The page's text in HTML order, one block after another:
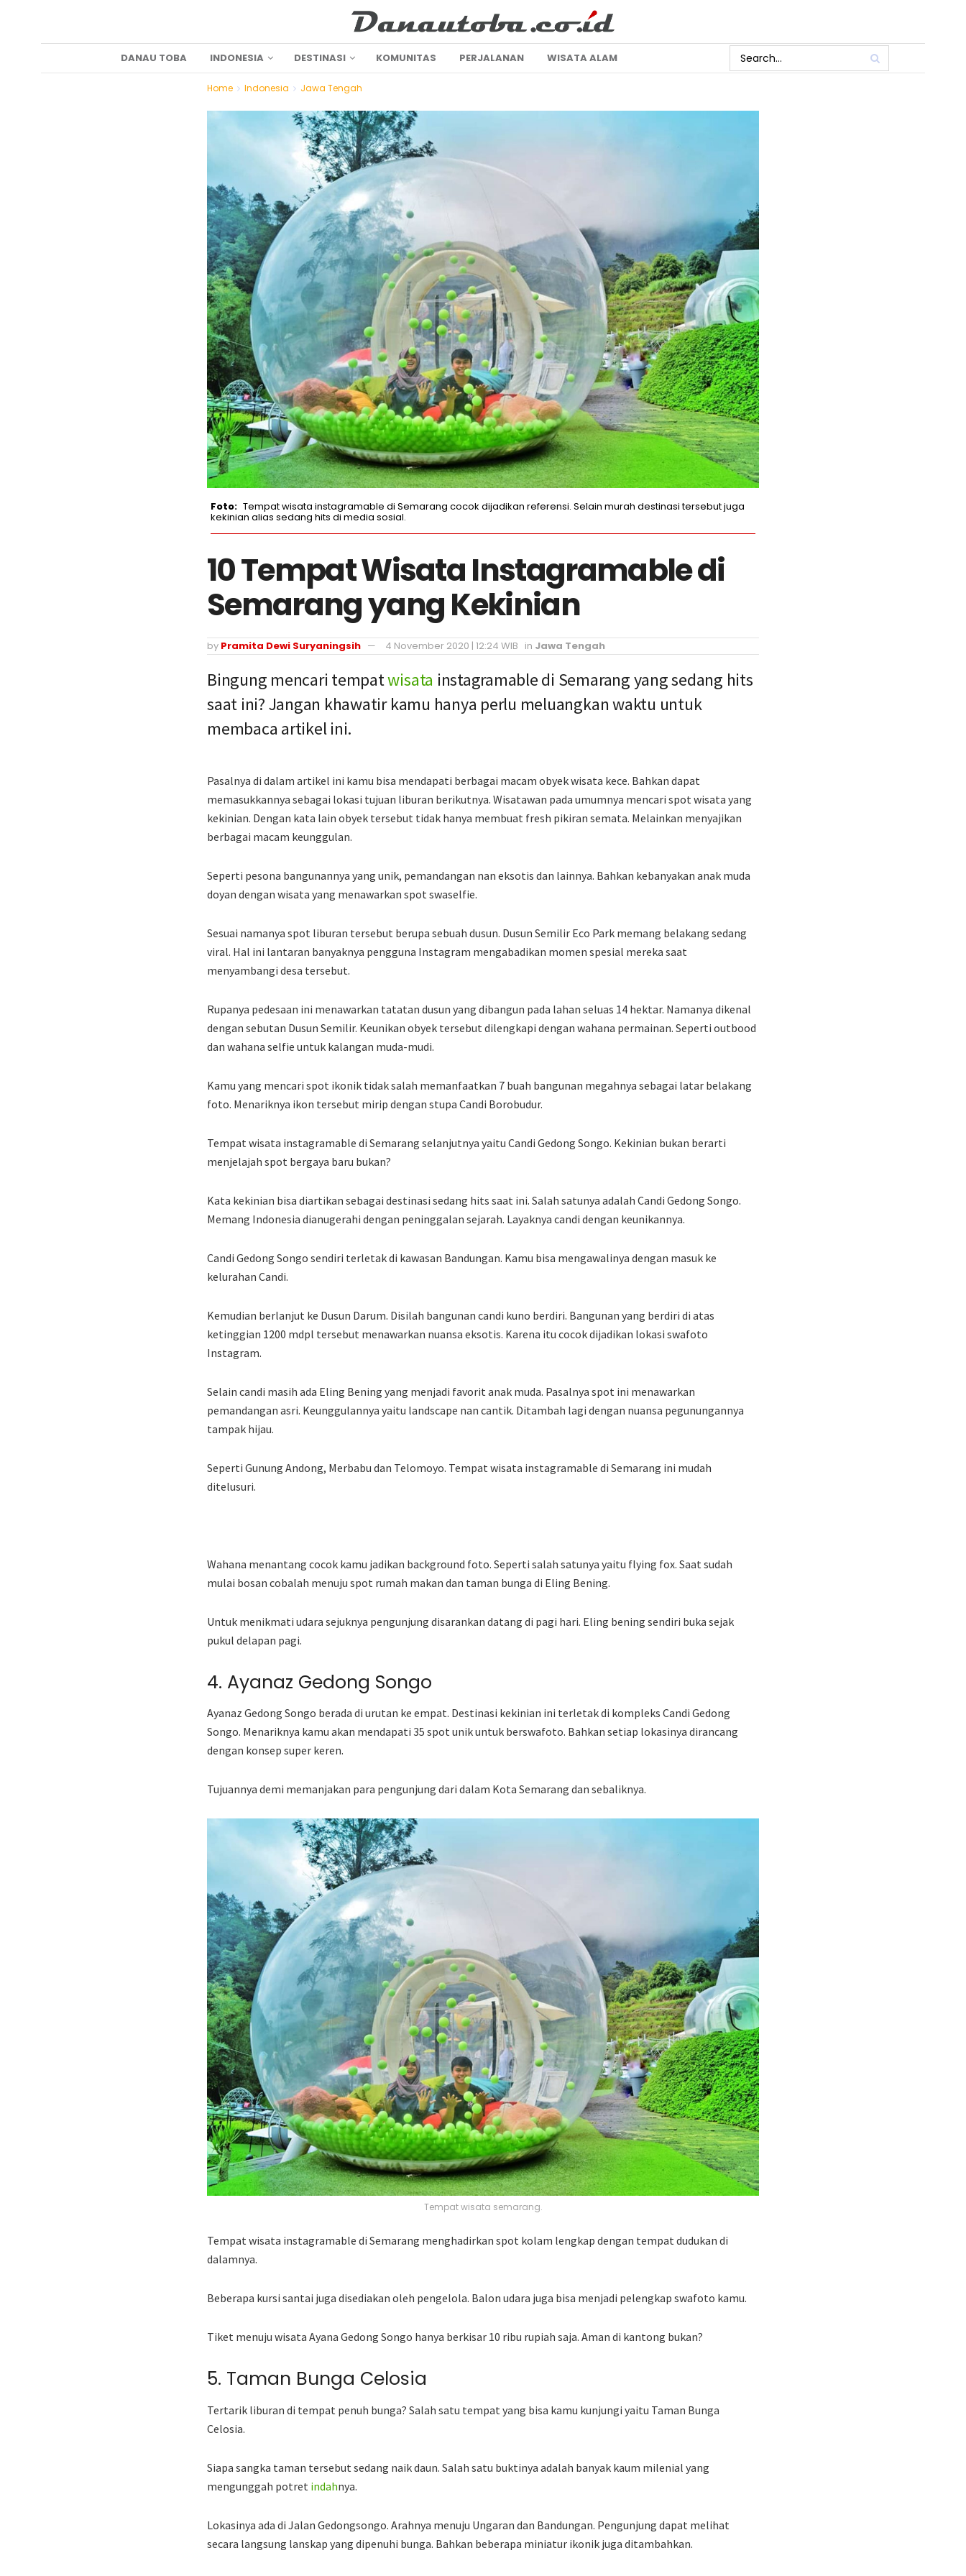
DANAU TOBA INDONESIA DESTINASI KOMUNITAS PERJALANAN WISATA ALAM
Home Indonesia Jawa Tengah
Tempat wisata instagramable di Semarang cocok dijadikan referensi. Selain murah destinasi tersebut juga
kekinian alias sedang hits di media sosial.
10 Tempat Wisata Instagramable di
Semarang yang Kekinian
by Pramita Dewi Suryaningsih 4 November 2020 | 12:24 WIB in Jawa Tengah
Bingung mencari tempatwisata instagramable di Semarang yang sedang hits
saat ini? Jangan khawatir kamu hanya perlu meluangkan waktu untuk
membaca artikel ini.
Pasalnya di dalam artikel ini kamu bisa mendapati berbagai macam obyek wisata kece. Bahkan dapat
memasukkannya sebagai lokasi tujuan liburan berikutnya. Wisatawan pada umumnya mencari spot wisata yang
kekinian. Dengan kata lain obyek tersebut tidak hanya membuat fresh pikiran semata. Melainkan menyajikan
berbagai macam keunggulan.
Seperti pesona bangunannya yang unik, pemandangan nan eksotis dan lainnya. Bahkan kebanyakan anak muda
doyan dengan wisata yang menawarkan spot swaselfie.
Sesuai namanya spot liburan tersebut berupa sebuah dusun. Dusun Semilir Eco Park memang belakang sedang
viral. Hal ini lantaran banyaknya pengguna Instagram mengabadikan momen spesial mereka saat
menyambangi desa tersebut.
Rupanya pedesaan ini menawarkan tatatan dusun yang dibangun pada lahan seluas 14 hektar. Namanya dikenal
dengan sebutan Dusun Semilir. Keunikan obyek tersebut dilengkapi dengan wahana permainan. Seperti outbood
dan wahana selfie untuk kalangan muda-mudi.
Kamu yang mencari spot ikonik tidak salah memanfaatkan 7 buah bangunan megahnya sebagai latar belakang
foto. Menariknya ikon tersebut mirip dengan stupa Candi Borobudur.
Tempat wisata instagramable di Semarang selanjutnya yaitu Candi Gedong Songo. Kekinian bukan berarti
menjelajah spot bergaya baru bukan?
Kata kekinian bisa diartikan sebagai destinasi sedang hits saat ini. Salah satunya adalah Candi Gedong Songo.
Memang Indonesia dianugerahi dengan peninggalan sejarah. Layaknya candi dengan keunikannya.
Candi Gedong Songo sendiri terletak di kawasan Bandungan. Kamu bisa mengawalinya dengan masuk ke
kelurahan Candi.
Kemudian berlanjut ke Dusun Darum. Disilah bangunan candi kuno berdiri. Bangunan yang berdiri di atas
ketinggian 1200 mdpl tersebut menawarkan nuansa eksotis. Karena itu cocok dijadikan lokasi swafoto
Instagram.
Selain candi masih ada Eling Bening yang menjadi favorit anak muda. Pasalnya spot ini menawarkan
pemandangan asri. Keunggulannya yaitu landscape nan cantik. Ditambah lagi dengan nuansa pegunungannya
tampak hijau.
Seperti Gunung Andong, Merbabu dan Telomoyo. Tempat wisata instagramable di Semarang ini mudah
ditelusuri.
Wahana menantang cocok kamu jadikan background foto. Seperti salah satunya yaitu flying fox. Saat sudah
mulai bosan cobalah menuju spot rumah makan dan taman bunga di Eling Bening.
Untuk menikmati udara sejuknya pengunjung disarankan datang di pagi hari. Eling bening sendiri buka sejak
pukul delapan pagi.
4. Ayanaz Gedong Songo
Ayanaz Gedong Songo berada di urutan ke empat. Destinasi kekinian ini terletak di kompleks Candi Gedong
Songo. Menariknya kamu akan mendapati 35 spot unik untuk berswafoto. Bahkan setiap lokasinya dirancang
dengan konsep super keren.
Tujuannya demi memanjakan para pengunjung dari dalam Kota Semarang dan sebaliknya.
Tempat wisata semarang.
Tempat wisata instagramable di Semarang menghadirkan spot kolam lengkap dengan tempat dudukan di
dalamnya.
Beberapa kursi santai juga disediakan oleh pengelola. Balon udara juga bisa menjadi pelengkap swafoto kamu.
Tiket menuju wisata Ayana Gedong Songo hanya berkisar 10 ribu rupiah saja. Aman di kantong bukan?
5. Taman Bunga Celosia
Tertarik liburan di tempat penuh bunga? Salah satu tempat yang bisa kamu kunjungi yaitu Taman Bunga
Celosia.
Siapa sangka taman tersebut sedang naik daun. Salah satu buktinya adalah banyak kaum milenial yang
mengunggah potret indahnya.
Lokasinya ada di Jalan Gedongsongo. Arahnya menuju Ungaran dan Bandungan. Pengunjung dapat melihat
secara langsung lanskap yang dipenuhi bunga. Bahkan beberapa miniatur ikonik juga ditambahkan.